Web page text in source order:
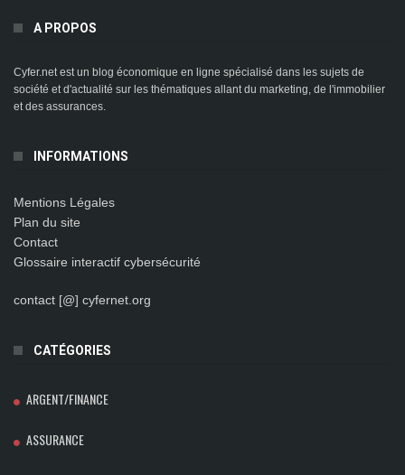
A PROPOS
Cyfer.net est un blog économique en ligne spécialisé dans les sujets de
société et d'actualité sur les thématiques allant du marketing, de l'immobilier
et des assurances.
INFORMATIONS
Mentions Légales
Plan du site
Contact
Glossaire interactif cybersécurité
contact [@] cyfernet.org
CATÉGORIES
ARGENT/FINANCE
ASSURANCE